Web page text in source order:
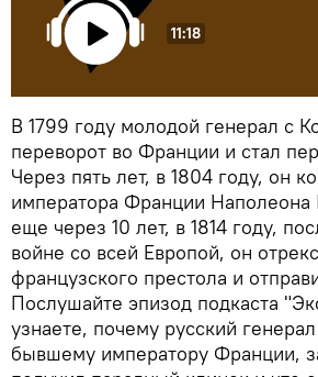
11:18
В 1799 году молодой генерал с
переворот во Франции и стал
Через пять лет, в 1804 году, он
императора Франции Наполеона
еще через 10 лет, в 1814 году,
войне со всей Европой, он
французского престола и
Послушайте эпизод подкаста
узнаете, почему русский
бывшему императору Франции,